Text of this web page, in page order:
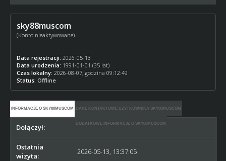
sky88muscom
(Konto nieaktywowane)
Data rejestracji: 2026-05-13
Data urodzenia: 1991-01-01 (35 lat)
Czas lokalny: 2026-08-07, godzina 09:12:49
Status: Offline
INFORMACJE O SKY88MUSCOM DANE KONTAKTOWE UŻYTKOWNIKA SKY88MUSCOM
DODATKOWE INFORMACJE O SKY88MUSCOM
Dołączył: 2026-05-13
Ostatnia
wizyta:
2026-05-13, 13:37:05